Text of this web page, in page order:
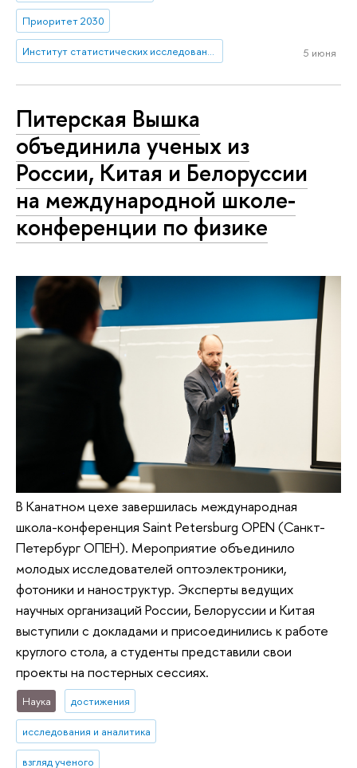
Приоритет 2030
Институт статистических исследований и экономики знаний 5 июня
Питерская Вышка
объединила ученых из
России, Китая и Белоруссии
на международной школе-
конференции по физике
В Канатном цехе завершилась международная
школа-конференция Saint Petersburg OPEN (Санкт-
Петербург ОПЕН). Мероприятие объединило
молодых исследователей оптоэлектроники,
фотоники и наноструктур. Эксперты ведущих
научных организаций России, Белоруссии и Китая
выступили с докладами и присоединились к работе
круглого стола, а студенты представили свои
проекты на постерных сессиях.
Наука достижения
исследования и аналитика
взгляд ученого